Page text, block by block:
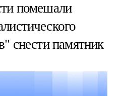
помешали
снести памятник